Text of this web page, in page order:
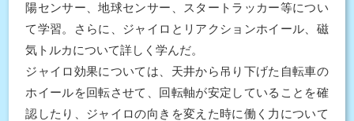
陽センサー、地球センサー、スタートラッカー等につい
て学習。さらに、ジャイロとリアクションホイール、磁
気トルカについて詳しく学んだ。
ジャイロ効果については、天井から吊り下げた自転車の
ホイールを回転させて、回転軸が安定していることを確
認したり、ジャイロの向きを変えた時に働く力について